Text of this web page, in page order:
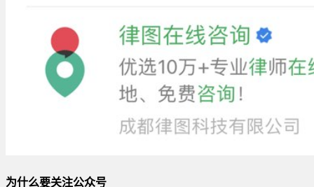
为什么要关注公众号